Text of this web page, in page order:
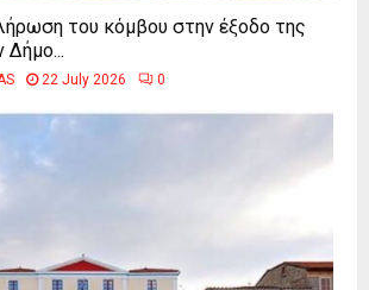
του κόμβου στην έξοδο της
Δήμο...
22 July 2026 0